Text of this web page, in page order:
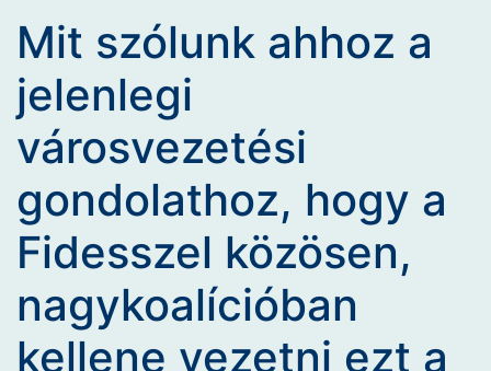
Mit szólunk ahhoz a
jelenlegi
városvezetési
gondolathoz, hogy a
Fidesszel közösen,
nagykoalícióban
kellene vezetni ezt a